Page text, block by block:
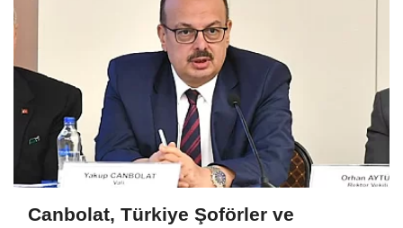
Canbolat, Türkiye Şoförler ve